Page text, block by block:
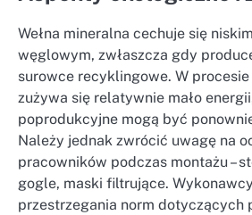
Wełna mineralna cechuje się
węglowym, zwłaszcza gdy
surowce recyklingowe. W
zużywa się relatywnie mało
poprodukcyjne mogą być
Należy jednak zwrócić uwagę na
pracowników podczas montażu –
gogle, maski filtrujące.
przestrzegania norm dotyczących